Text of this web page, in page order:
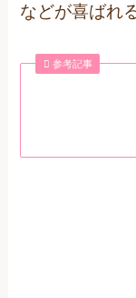
などが喜ばれ
参考記事